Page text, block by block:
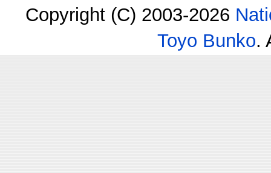
Copyright (C) 2003-2026
Toyo Bunko.